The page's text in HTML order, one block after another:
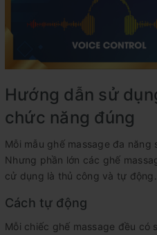
Hướng dẫn sử
chức năng đúng
Mỗi mẫu ghế massage đa
Nhưng phần lớn các ghế
cử dụng là thủ công và tự động.
Cách tự động
Mỗi chiếc ghế massage đều có